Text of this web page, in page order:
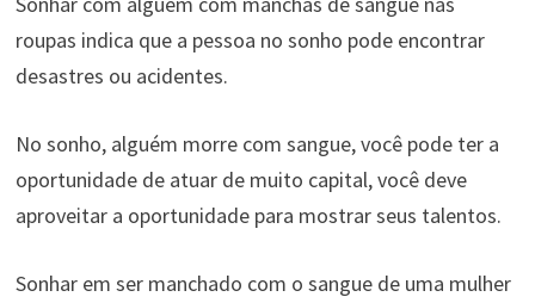
roupas indica que a pessoa no sonho pode encontrar
desastres ou acidentes.
No sonho, alguém morre com sangue, você pode ter a
oportunidade de atuar de muito capital, você deve
aproveitar a oportunidade para mostrar seus talentos.
Sonhar em ser manchado com o sangue de uma mulher